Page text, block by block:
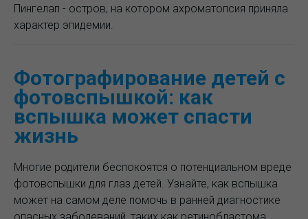
Пингелап - остров, на котором ахроматопсия приняла
характер эпидемии.
Фотографирование детей с
фотовспышкой: как
вспышка может спасти
жизнь
Многие родители беспокоятся о потенциальном вреде
фотовспышки для глаз детей. Узнайте, как вспышка
может на самом деле помочь в ранней диагностике